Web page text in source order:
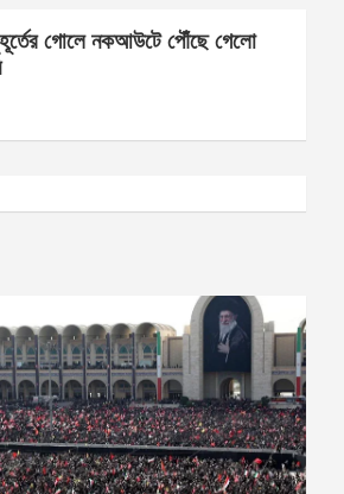
গোলে নকআউটে পৌঁছে গেলো